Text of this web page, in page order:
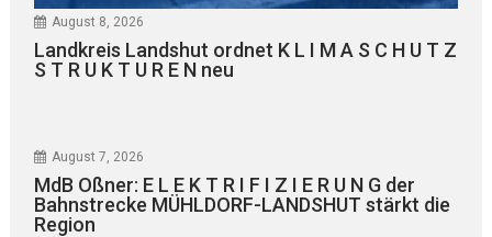
August 8, 2026
Landkreis Landshut ordnet K L I M A S C H U T Z
S T R U K T U R E N neu
August 7, 2026
MdB Oßner: E L E K T R I F I Z I E R U N G der
Bahnstrecke MÜHLDORF-LANDSHUT stärkt die
Region